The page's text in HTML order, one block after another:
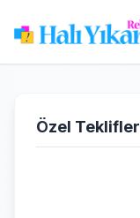
Özel Teklifler